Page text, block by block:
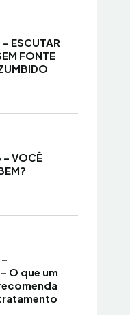
ESCUTAR
FONTE
VOCÊ
O que um